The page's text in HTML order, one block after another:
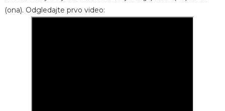
(ona). Odgledajte prvo video: